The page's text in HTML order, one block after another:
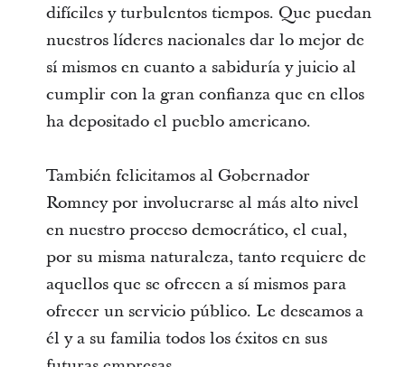
difíciles y turbulentos tiempos. Que puedan
nuestros líderes nacionales dar lo mejor de
sí mismos en cuanto a sabiduría y juicio al
cumplir con la gran confianza que en ellos
ha depositado el pueblo americano.
También felicitamos al Gobernador
Romney por involucrarse al más alto nivel
en nuestro proceso democrático, el cual,
por su misma naturaleza, tanto requiere de
aquellos que se ofrecen a sí mismos para
ofrecer un servicio público. Le deseamos a
él y a su familia todos los éxitos en sus